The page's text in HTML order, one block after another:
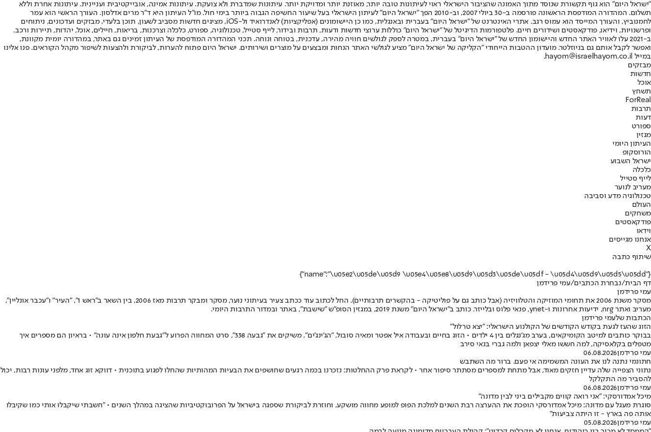
"ישראל היום" הוא גוף תקשורת שנוסד מתוך האמונה שהציבור הישראלי ראוי לעיתונות טובה יותר, מאוזנת יותר ומדויקת יותר. עיתונות שמדברת ולא צועקת. עיתונות אמינה, אובייקטיבית ועניינית. עיתונות אחרת וללא
תשלום. המהדורה המודפסת הראשונה פורסמה ב-30 ביולי 2007, וב-2010 הפך "ישראל היום" לעיתון הישראלי בעל שיעור החשיפה הגבוה ביותר בימי חול. מו"ל העיתון היא ד"ר מרים אדלסון. העורך הראשי הוא עמר
לחמנוביץ, והעורך המייסד הוא עמוס רגב. אתרי האינטרנט של "ישראל היום" בעברית ובאנגלית, כמו כן היישומונים (אפליקציות) לאנדרואיד ול-iOS, מציגים חדשות מסביב לשעון, תוכן בלעדי, מבזקים ועדכונים, ניתוחים
ופרשנויות, וידיאו, פודקאסטים ושידורים חיים. פלטפורמות הדיגיטל של "ישראל היום" כוללות ערוצי חדשות ודעות, תרבות ובידור, לייף סטייל, טכנולוגיה, ספורט, כלכלה וצרכנות, בריאות, חיילים, אוכל, יהדות, תיירות ורכב.
ב-2021 עלו לאוויר האתר החדש והיישומון החדש של "ישראל היום" בעברית, במטרה לספק לגולשים חוויה מהירה, עדכנית, בטוחה ונוחה. תכני המהדורה המודפסת של העיתון זמינים גם באתר, במהדורה יומית מקוונת,
ואפשר לקבל אותם גם בניוזלטר. מועדון ההטבות הייחודי "הקליקה של ישראל היום" מציע לגולשי האתר הנחות ומבצעים על מוצרים ושירותים. ישראל היום פתוח להערות, לביקורת ולהצעות לשיפור מקהל הקוראים. פנו אלינו
במייל hayom@israelhayom.co.il.
מבזקים
חדשות
אוכל
תשחץ
ForReal
תרבות
דעות
ספורט
מגזין
העיתון היומי
הורוסקופ
ישראל השבוע
כלכלה
לייף סטייל
מעריב לנוער
טכנולוגיה מדע וסביבה
העולם
משחקים
פודקאסטים
וידאו
אנחנו מגייסים
X
שיתוף כתבה
{"name":"\u05e2\u05de\u05d9 \u05e4\u05e8\u05d9\u05d3\u05de\u05df - \u05d4\u05d9\u05d5\u05dd"}
דף הבית/נבחרת הכתבים/עמי פרידמן
עמי פרידמן
מסקר משנת 2006 את תחומי המוזיקה והטלוויזיה (אבל כותב גם על פוליטיקה - בהקשרים תרבותיים). החל לכתוב עוד ככתב צעיר בעיתוני נוער, מסקר ומבקר תרבות מאז 2006, בין השאר ב"ראש 1", "העיר" ו"עכבר אונליין",
מעריב ואתר nrg, ידיעות אחרונות ו-ynet, פנאי פלוס ובלייזר. כותב ב"ישראל היום" משנת 2019, במגזין הסופ"ש "שישבת", באתר ובמדור התרבות היומי.
הכתבות שלעמי פרידמן
הזוג שהעז לגעת בקודש הקודשים של הקולנוע הישראלי: "יצא טרלול"
בבוקר כותבים למיטב הקומיקאים, בערב מג'נגלים בין 4 ילדים • הזוג בחיים ובעבודה איל אפטר ומאיה סובול, "הג'ינג'ים", משיקים את "גבעה 338", סרט המחווה הפרוע ל"גבעת חלפון אינה עונה" • בראיון הם מספרים איך
מטפלים בקלאסיקה, למה חששו מאלי יצפאן ולמה גברי בנאי סירב
עמי פרידמן06.08.2026
חתונמי נתנה לנו את העונה המשמימה אי פעם. ברור מה השתבש
נתוני הצפייה שלה עדיין חזקים מאוד, אבל מתחת למספרים מסתתר סיפור אחר • לקראת פרק ההחלטות: נזכרנו בכמה רגעים שחושפים את הבעיות המהותיות שהחלו לפגוע בתוכנית • דווקא זוג אחד, מלפני עונות רבות, יכול
להסביר מה התקלקל
עמי פרידמן06.08.2026
מיכל אמדורסקי: "אני רואה קווים מקבילים ביני לבין מדונה"
סוגרת מעגל עם מדונה: מיכל אמדורסקי הופכת את ההערצה רבת השנים למלכת הפופ למופע מחווה מושקע, וחוזרת לביקורת שספגה בישראל על הפרובוקטיביות שהציגה במהלך השנים • "חשבתי שיקבלו אותי כמו שקיבלו
אותה פה בארץ - זו היתה צביעות"
עמי פרידמן05.08.2026